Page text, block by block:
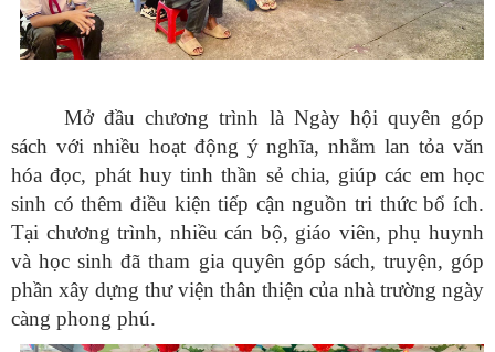
Mở đầu chương trình là Ngày hội quyên góp
sách với nhiều hoạt động ý nghĩa, nhằm lan tỏa văn
hóa đọc, phát huy tinh thần sẻ chia, giúp các em học
sinh có thêm điều kiện tiếp cận nguồn tri thức bổ ích.
Tại chương trình, nhiều cán bộ, giáo viên, phụ huynh
và học sinh đã tham gia quyên góp sách, truyện, góp
phần xây dựng thư viện thân thiện của nhà trường ngày
càng phong phú.